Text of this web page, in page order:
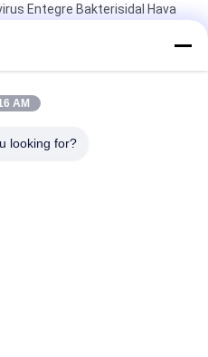
Entegre Bakterisidal Hava
Hava Duşu Tüneli Üç Taraflı
Kayar Kapı Hava
AM
looking for?